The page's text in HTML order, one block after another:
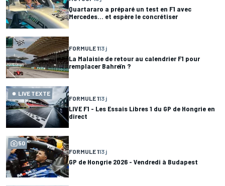
Quartararo a préparé un test en F1 avec
Mercedes... et espère le concrétiser
FORMULE 113 j
La Malaisie de retour au calendrier F1 pour
remplacer Bahreïn ?
LIVE TEXTE
FORMULE 113 j
LIVE F1 - Les Essais Libres 1 du GP de Hongrie en
direct
50
FORMULE 113 j
GP de Hongrie 2026 - Vendredi à Budapest